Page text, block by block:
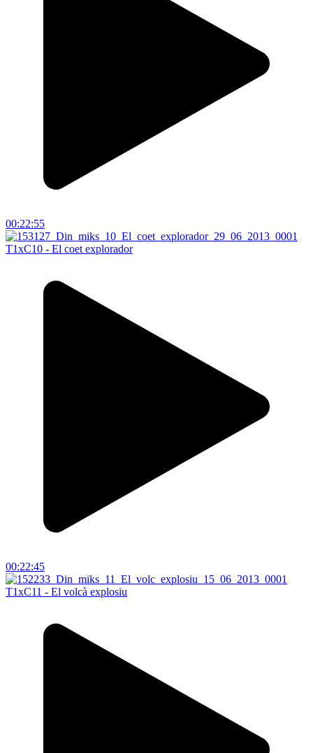
00:22:55
T1xC10 - El coet explorador
00:22:45
T1xC11 - El volcà explosiu